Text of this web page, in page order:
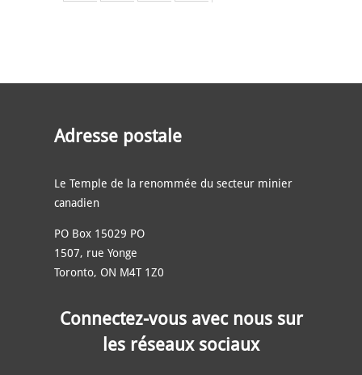
Adresse postale
Le Temple de la renommée du secteur minier
canadien
PO Box 15029 PO
1507, rue Yonge
Toronto, ON M4T 1Z0
Connectez-vous avec nous sur
les réseaux sociaux